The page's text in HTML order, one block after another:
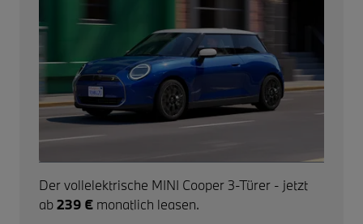
Der vollelektrische MINI Cooper 3-Türer - jetzt
ab239 € monatlich leasen.